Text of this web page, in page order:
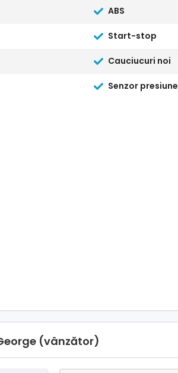
ABS
Start-stop
Cauciucuri noi
Senzor presiune
(vânzător)